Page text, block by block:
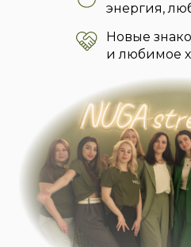
энергия,
Новые
и любимое